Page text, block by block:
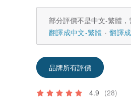
部分評價不是中文-繁體
翻譯成中文-繁體
翻譯
品牌所有評價
4.9 (28)